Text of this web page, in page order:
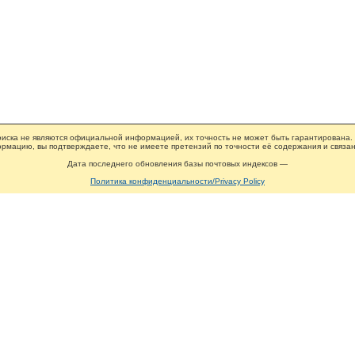
не являются официальной информацией, их точность не может быть гарантирована.
вы подтверждаете, что не имеете претензий по точности её содержания и
Дата последнего обновления базы почтовых индексов —
Политика конфиденциальности/Privacy Policy